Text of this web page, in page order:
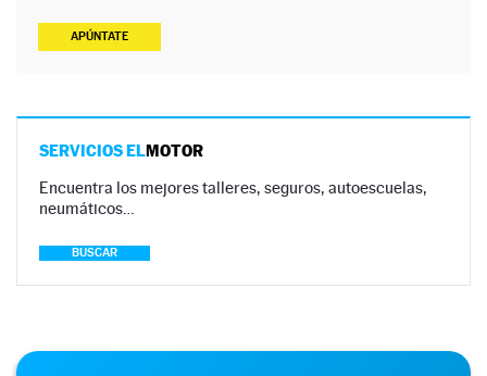
APÚNTATE
SERVICIOS ELMOTOR
Encuentra los mejores talleres, seguros, autoescuelas,
neumáticos…
BUSCAR